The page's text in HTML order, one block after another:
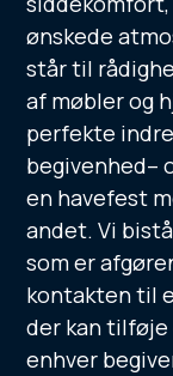
ønskede
står til
af møbler og
perfekte
begivenhed–
en havefest
andet. Vi
som er
kontakten til
der kan
enhver